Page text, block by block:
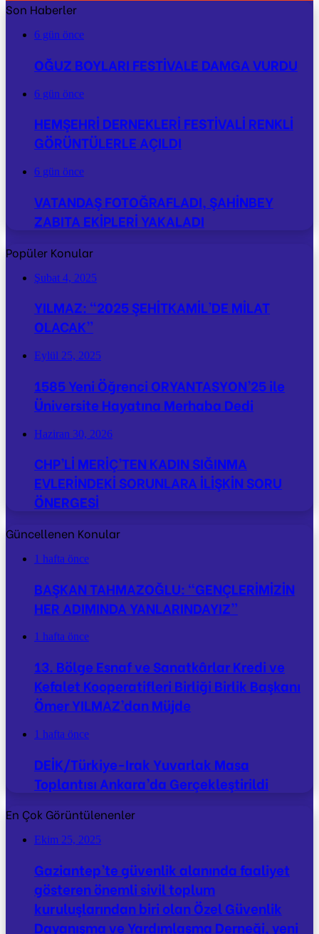
Son Haberler
6 gün önce
OĞUZ BOYLARI FESTİVALE DAMGA VURDU
6 gün önce
HEMŞEHRİ DERNEKLERİ FESTİVALİ RENKLİ
GÖRÜNTÜLERLE AÇILDI
6 gün önce
VATANDAŞ FOTOĞRAFLADI, ŞAHİNBEY
ZABITA EKİPLERİ YAKALADI
Popüler Konular
Şubat 4, 2025
YILMAZ: “2025 ŞEHİTKAMİL’DE MİLAT
OLACAK”
Eylül 25, 2025
1585 Yeni Öğrenci ORYANTASYON’25 ile
Üniversite Hayatına Merhaba Dedi
Haziran 30, 2026
CHP’Lİ MERİÇ’TEN KADIN SIĞINMA
EVLERİNDEKİ SORUNLARA İLİŞKİN SORU
ÖNERGESİ
Güncellenen Konular
1 hafta önce
BAŞKAN TAHMAZOĞLU: “GENÇLERİMİZİN
HER ADIMINDA YANLARINDAYIZ”
1 hafta önce
13. Bölge Esnaf ve Sanatkârlar Kredi ve
Kefalet Kooperatifleri Birliği Birlik Başkanı
Ömer YILMAZ’dan Müjde
1 hafta önce
DEİK/Türkiye-Irak Yuvarlak Masa
Toplantısı Ankara’da Gerçekleştirildi
En Çok Görüntülenenler
Ekim 25, 2025
Gaziantep’te güvenlik alanında faaliyet
gösteren önemli sivil toplum
kuruluşlarından biri olan Özel Güvenlik
Dayanışma ve Yardımlaşma Derneği, yeni